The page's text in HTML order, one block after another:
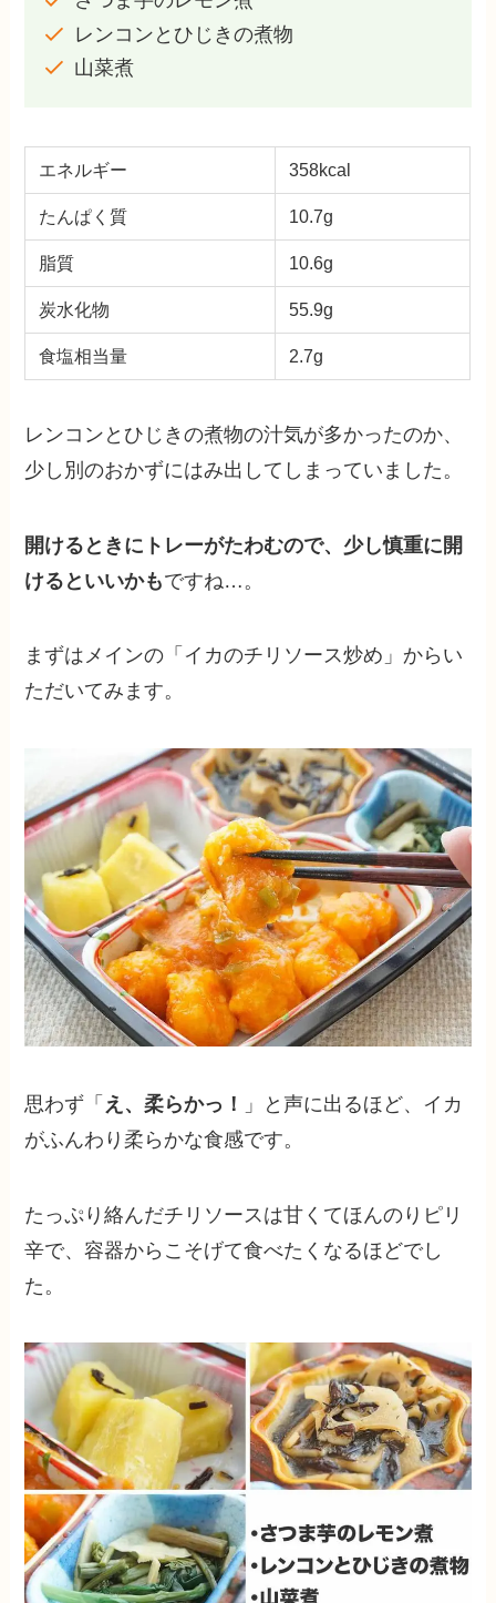
レンコンとひじきの煮物
山菜煮
エネルギー 358kcal
たんぱく質 10.7g
脂質 10.6g
炭水化物 55.9g
食塩相当量 2.7g
レンコンとひじきの煮物の汁気が多かったのか、
少し別のおかずにはみ出してしまっていました。
開けるときにトレーがたわむので、少し慎重に開
けるといいかもですね…。
まずはメインの「イカのチリソース炒め」からい
ただいてみます。
思わず「 え、柔らかっ！
」と声に出るほど、イカ
がふんわり柔らかな食感です。
たっぷり絡んだチリソースは甘くてほんのりピリ
辛で、容器からこそげて食べたくなるほどでし
た。